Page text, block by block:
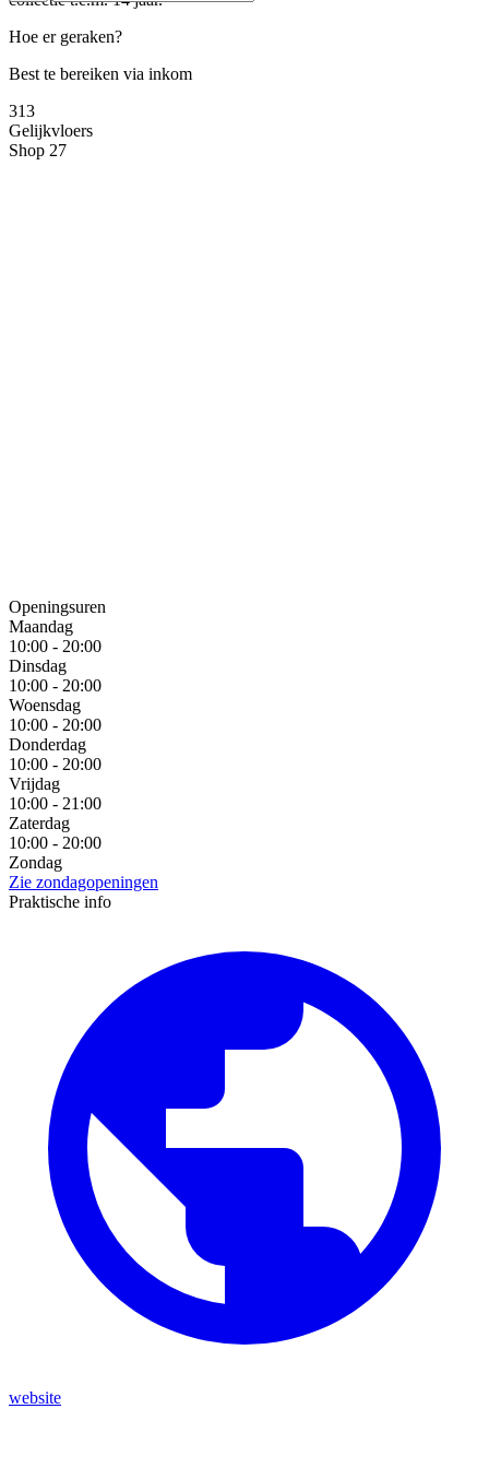
Hoe er geraken?
Best te bereiken via inkom
313
Gelijkvloers
Shop 27
Openingsuren
Maandag
10:00 - 20:00
Dinsdag
10:00 - 20:00
Woensdag
10:00 - 20:00
Donderdag
10:00 - 20:00
Vrijdag
10:00 - 21:00
Zaterdag
10:00 - 20:00
Zondag
Zie zondagopeningen
Praktische info
website